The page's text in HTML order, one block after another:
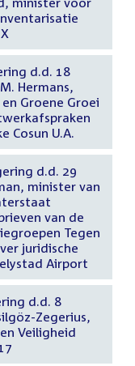
d.d. 18
Hermans,
Groene Groei
Cosun U.A.
d.d. 29
minister van
van de
Tegen
juridische
Airport
d.d. 8
Zegerius,
Veiligheid